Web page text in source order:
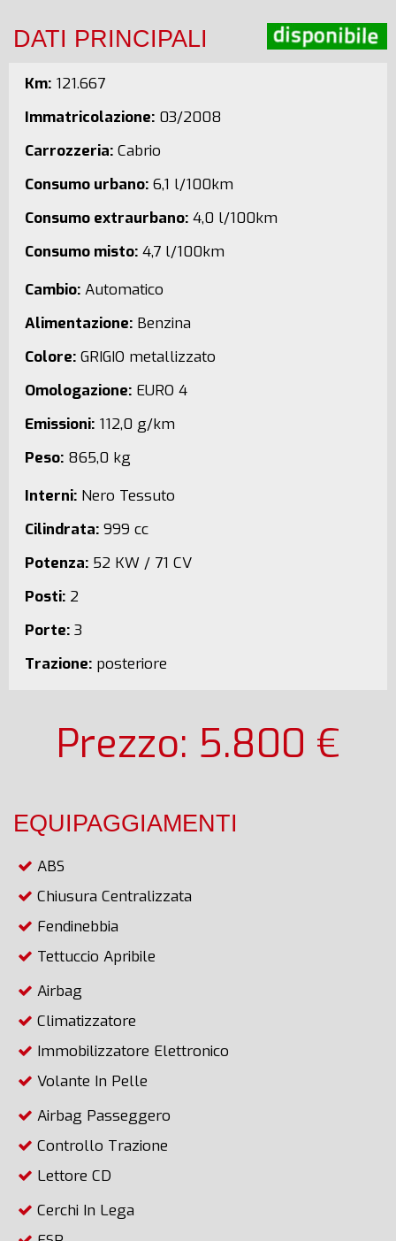
DATI PRINCIPALI
Km: 121.667
Immatricolazione: 03/2008
Carrozzeria: Cabrio
Consumo urbano: 6,1 l/100km
Consumo extraurbano: 4,0 l/100km
Consumo misto: 4,7 l/100km
Cambio: Automatico
Alimentazione: Benzina
Colore: GRIGIO metallizzato
Omologazione: EURO 4
Emissioni: 112,0 g/km
Peso: 865,0 kg
Interni: Nero Tessuto
Cilindrata: 999 cc
Potenza: 52 KW / 71 CV
Posti: 2
Porte: 3
Trazione: posteriore
Prezzo: 5.800 €
EQUIPAGGIAMENTI
ABS
Chiusura Centralizzata
Fendinebbia
Tettuccio Apribile
Airbag
Climatizzatore
Immobilizzatore Elettronico
Volante In Pelle
Airbag Passeggero
Controllo Trazione
Lettore CD
Cerchi In Lega